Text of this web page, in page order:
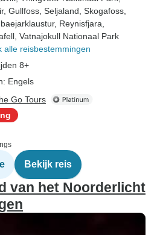
, Gullfoss , Seljaland , Skogafoss
, Reynisfjara
, Vatnajokull Nationaal Park
alle reisbestemmingen
8+
Engels
Go Tours
Bekijk reis
van het Noorderlicht